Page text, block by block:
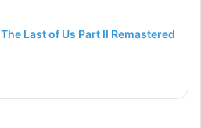
The Last of Us Part II Remastered